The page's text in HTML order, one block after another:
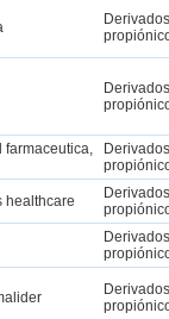
farmaceutica,
healthcare